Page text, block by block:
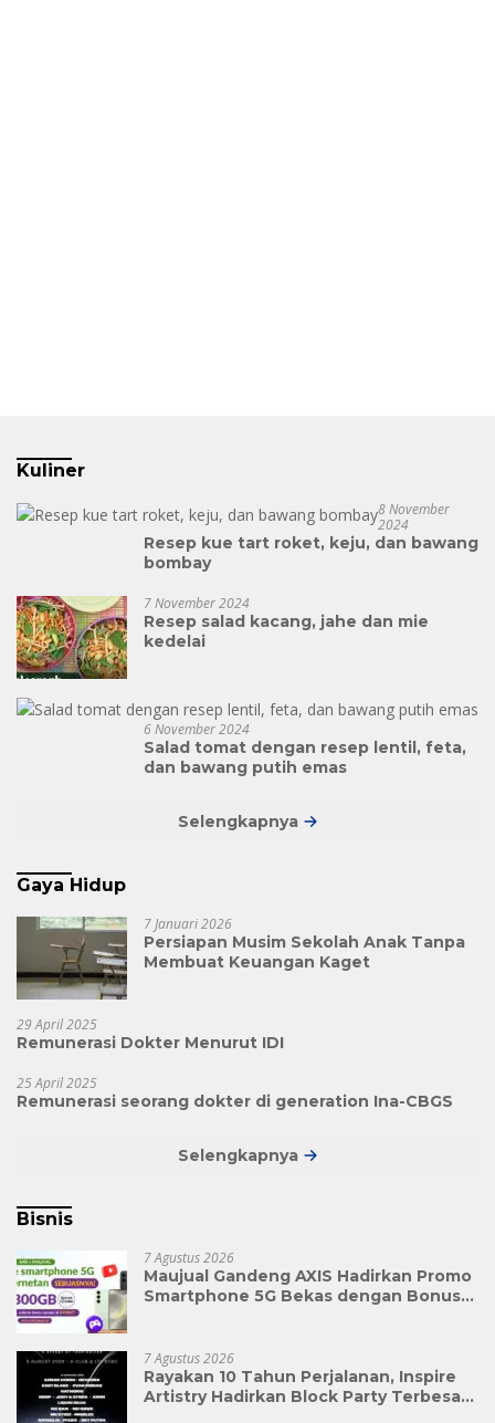
Kuliner
8 November
2024
Resep kue tart roket, keju, dan bawang
bombay
7 November 2024
Resep salad kacang, jahe dan mie
kedelai
6 November 2024
Salad tomat dengan resep lentil, feta,
dan bawang putih emas
Selengkapnya
Gaya Hidup
7 Januari 2026
Persiapan Musim Sekolah Anak Tanpa
Membuat Keuangan Kaget
29 April 2025
Remunerasi Dokter Menurut IDI
25 April 2025
Remunerasi seorang dokter di generation Ina-CBGS
Selengkapnya
Bisnis
7 Agustus 2026
Maujual Gandeng AXIS Hadirkan Promo
Smartphone 5G Bekas dengan Bonus
7 Agustus 2026
Rayakan 10 Tahun Perjalanan, Inspire
Artistry Hadirkan Block Party Terbesar